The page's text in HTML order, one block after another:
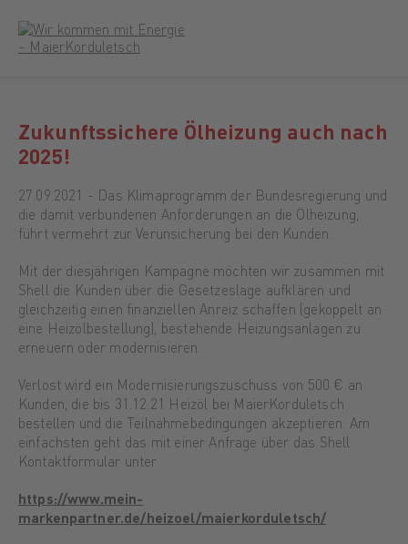
Zukunftssichere Ölheizung auch nach
2025!
27.09.2021 - Das Klimaprogramm der Bundesregierung und
die damit verbundenen Anforderungen an die Ölheizung,
führt vermehrt zur Verunsicherung bei den Kunden.
Mit der diesjährigen Kampagne möchten wir zusammen mit
Shell die Kunden über die Gesetzeslage aufklären und
gleichzeitig einen finanziellen Anreiz schaffen (gekoppelt an
eine Heizölbestellung), bestehende Heizungsanlagen zu
erneuern oder modernisieren.
Verlost wird ein Modernisierungszuschuss von 500 € an
Kunden, die bis 31.12.21 Heizöl bei MaierKorduletsch
bestellen und die Teilnahmebedingungen akzeptieren. Am
einfachsten geht das mit einer Anfrage über das Shell
Kontaktformular unter
https://www.mein-
markenpartner.de/heizoel/maierkorduletsch/